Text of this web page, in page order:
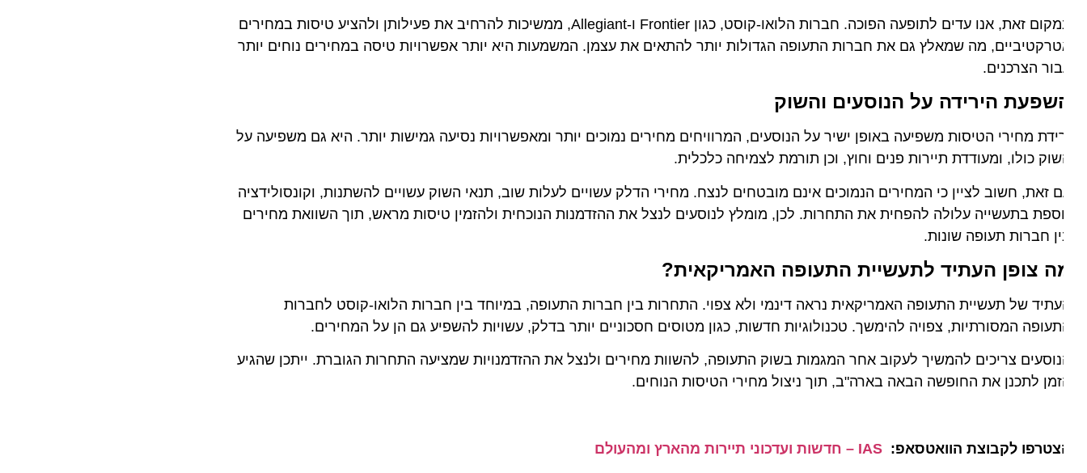
במקום זאת, אנו עדים לתופעה הפוכה. חברות הלואו-קוסט, כגון Frontier ו-Allegiant, ממשיכות להרחיב את פעילותן ולהציע טיסות במחירים
מה שמאלץ גם את חברות התעופה הגדולות יותר להתאים את עצמן. המשמעות היא יותר אפשרויות טיסה במחירים נוחים יותר
הצרכנים.
הירידה על הנוסעים והשוק
מחירי הטיסות משפיעה באופן ישיר על הנוסעים, המרוויחים מחירים נמוכים יותר ומאפשרויות נסיעה גמישות יותר. היא גם משפיעה על
כולו, ומעודדת תיירות פנים וחוץ, וכן תורמת לצמיחה כלכלית.
זאת, חשוב לציין כי המחירים הנמוכים אינם מובטחים לנצח. מחירי הדלק עשויים לעלות שוב, תנאי השוק עשויים להשתנות, וקונסולידציה
בתעשייה עלולה להפחית את התחרות. לכן, מומלץ לנוסעים לנצל את ההזדמנות הנוכחית ולהזמין טיסות מראש, תוך השוואת מחירים
חברות תעופה שונות.
צופן העתיד לתעשיית התעופה האמריקאית?
של תעשיית התעופה האמריקאית נראה דינמי ולא צפוי. התחרות בין חברות התעופה, במיוחד בין חברות הלואו-קוסט לחברות
המסורתיות, צפויה להימשך. טכנולוגיות חדשות, כגון מטוסים חסכוניים יותר בדלק, עשויות להשפיע גם הן על המחירים.
צריכים להמשיך לעקוב אחר המגמות בשוק התעופה, להשוות מחירים ולנצל את ההזדמנויות שמציעה התחרות הגוברת. ייתכן שהגיע
לתכנן את החופשה הבאה בארה"ב, תוך ניצול מחירי הטיסות הנוחים.
לקבוצת הוואטסאפ: IAS – חדשות ועדכוני תיירות מהארץ ומהעולם